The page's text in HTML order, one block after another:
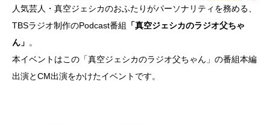
人気芸人・真空ジェシカのおふたりがパーソナリティを務める、
TBSラジオ制作のPodcast番組
「真空ジェシカのラジオ父ちゃ
ん」 。
本イベントはこの「真空ジェシカのラジオ父ちゃん」の番組本編
出演とCM出演をかけたイベントです。